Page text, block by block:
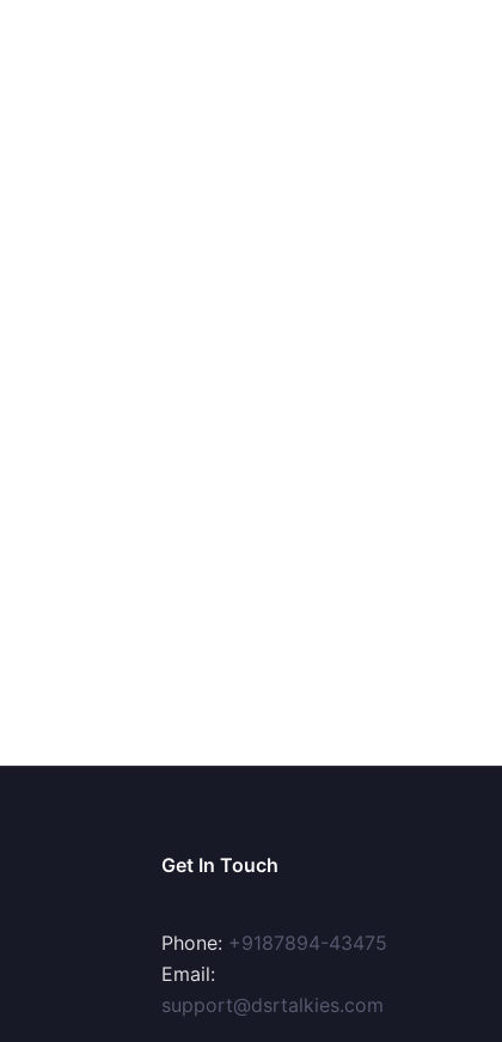
Get In Touch
Phone: +9187894-43475
Email:
support@dsrtalkies.com